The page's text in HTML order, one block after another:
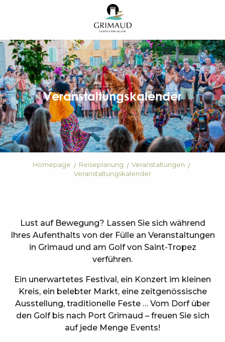
principal
Veranstaltungskalender
Homepage Reiseplanung
Veranstaltungen
Veranstaltungskalender
Lust auf Bewegung? Lassen Sie sich während
Ihres Aufenthalts von der Fülle an Veranstaltungen
in Grimaud und am Golf von Saint-Tropez
verführen.
Ein unerwartetes Festival, ein Konzert im kleinen
Kreis, ein belebter Markt, eine zeitgenössische
Ausstellung, traditionelle Feste … Vom Dorf über
den Golf bis nach Port Grimaud – freuen Sie sich
auf jede Menge Events!